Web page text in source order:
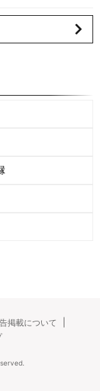
掲載について